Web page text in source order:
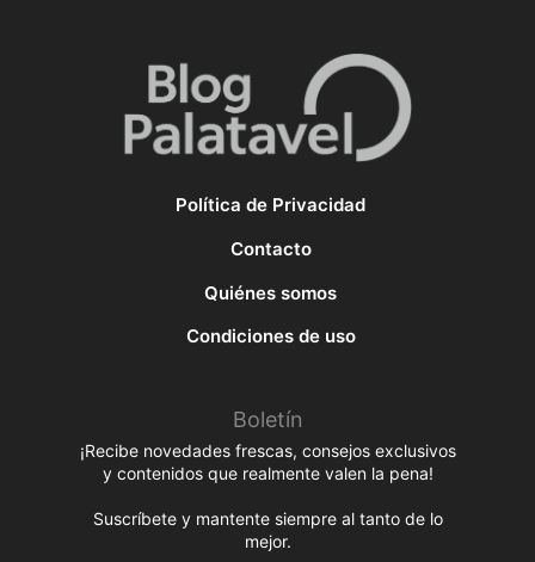
Política de Privacidad
Contacto
Quiénes somos
Condiciones de uso
Boletín
¡Recibe novedades frescas, consejos exclusivos
y contenidos que realmente valen la pena!
Suscríbete y mantente siempre al tanto de lo
mejor.